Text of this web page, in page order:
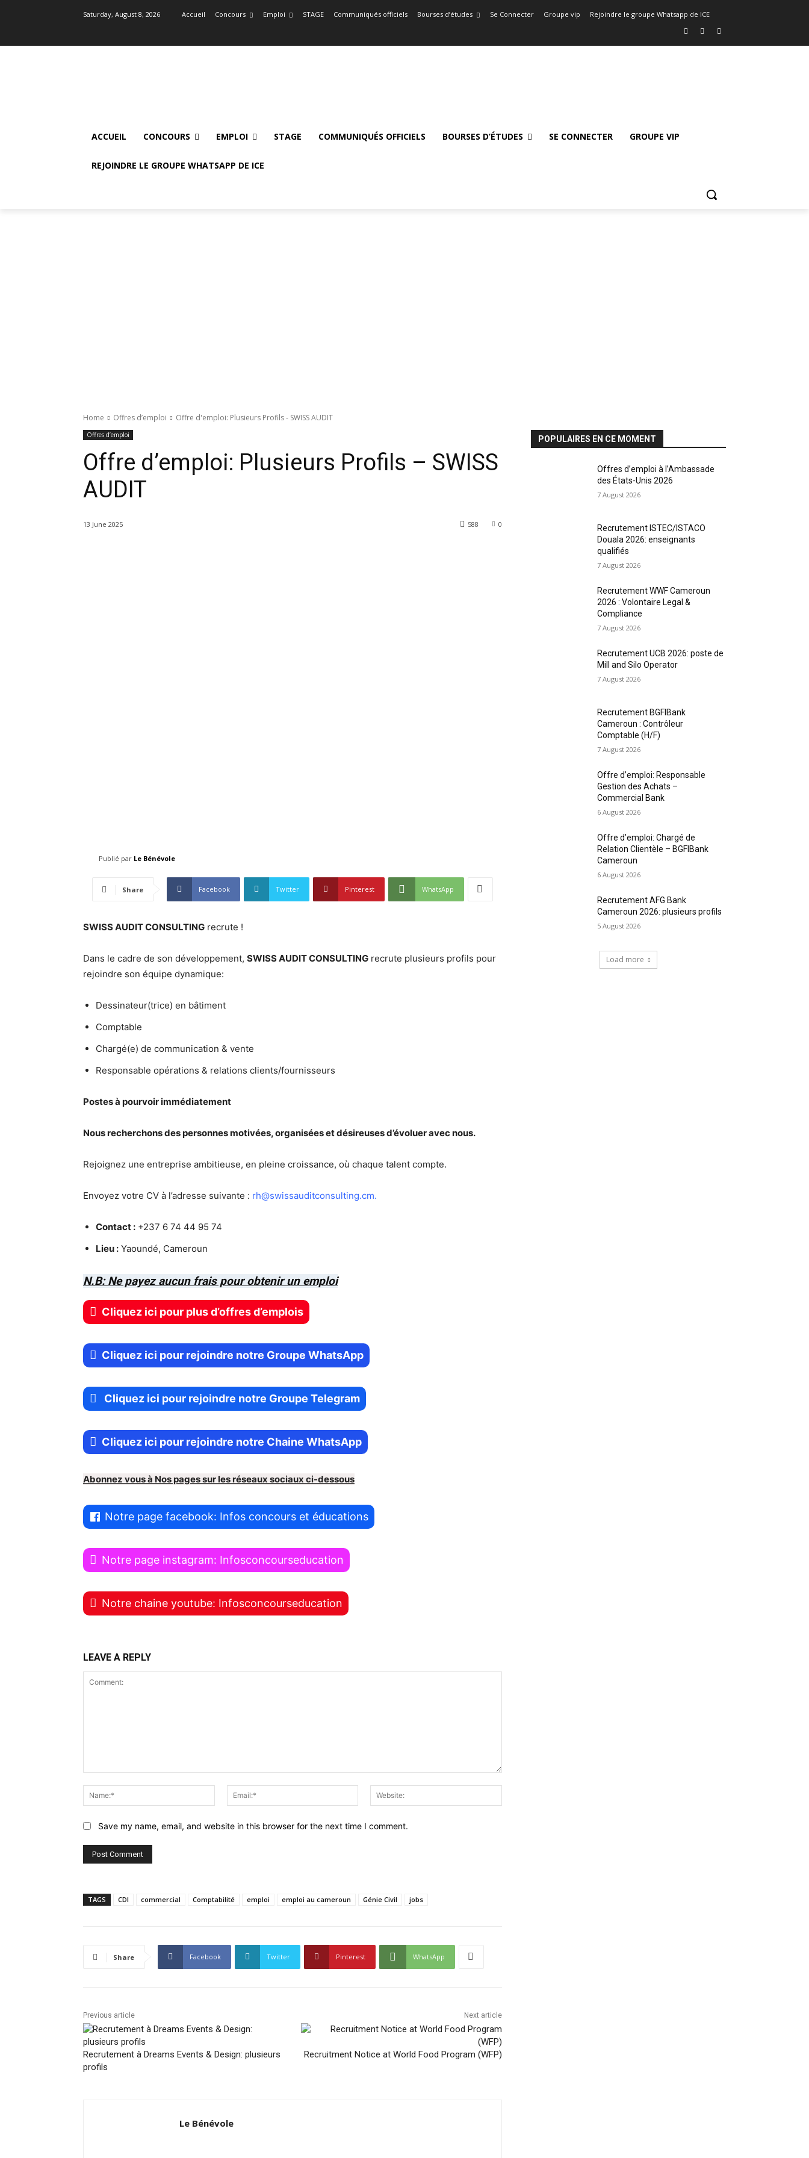
Saturday, August 8, 2026 Accueil Concours Emploi STAGE Communiqués officiels Bourses d’études Se Connecter Groupe vip Rejoindre le groupe Whatsapp de ICE
ACCUEIL CONCOURS EMPLOI STAGE COMMUNIQUÉS OFFICIELS BOURSES D’ÉTUDES SE CONNECTER GROUPE VIP
REJOINDRE LE GROUPE WHATSAPP DE ICE
Home Offres d’emploi Offre d'emploi: Plusieurs Profils - SWISS AUDIT
Offres d’emploi
Offre d’emploi: Plusieurs Profils – SWISS
AUDIT
13 June 2025 0
588
Publié par Le Bénévole
Share Facebook Twitter Pinterest WhatsApp
SWISS AUDIT CONSULTING recrute !
Dans le cadre de son développement, SWISS AUDIT CONSULTING recrute plusieurs profils pour
rejoindre son équipe dynamique:
Dessinateur(trice) en bâtiment
Comptable
Chargé(e) de communication & vente
Responsable opérations & relations clients/fournisseurs
Postes à pourvoir immédiatement
Nous recherchons des personnes motivées, organisées et désireuses d’évoluer avec nous.
Rejoignez une entreprise ambitieuse, en pleine croissance, où chaque talent compte.
Envoyez votre CV à l’adresse suivante : rh@swissauditconsulting.cm.
Contact : +237 6 74 44 95 74
Lieu : Yaoundé, Cameroun
N.B: Ne payez aucun frais pour obtenir un emploi
Cliquez ici pour plus d’offres d’emplois
Cliquez ici pour rejoindre notre Groupe WhatsApp
Cliquez ici pour rejoindre notre Groupe Telegram
Cliquez ici pour rejoindre notre Chaine WhatsApp
Abonnez vous à Nos pages sur les réseaux sociaux ci-dessous
Notre page facebook: Infos concours et éducations
Notre page instagram: Infosconcourseducation
Notre chaine youtube: Infosconcourseducation
LEAVE A REPLY
Name:*
Email:*
Save my name, email, and website in this browser for the next time I comment.
TAGS CDI commercial Comptabilité emploi emploi au cameroun Génie Civil jobs
Share Facebook Twitter Pinterest WhatsApp
Previous article
Recrutement à Dreams Events & Design: plusieurs
profils
Next article
Recruitment Notice at World Food Program (WFP)
Le Bénévole
POPULAIRES EN CE MOMENT
Offres d’emploi à l’Ambassade
des États-Unis 2026
7 August 2026
Recrutement ISTEC/ISTACO
Douala 2026: enseignants
qualifiés
7 August 2026
Recrutement WWF Cameroun
2026 : Volontaire Legal &
Compliance
7 August 2026
Recrutement UCB 2026: poste de
Mill and Silo Operator
7 August 2026
Recrutement BGFIBank
Cameroun : Contrôleur
Comptable (H/F)
7 August 2026
Offre d’emploi: Responsable
Gestion des Achats –
Commercial Bank
6 August 2026
Offre d’emploi: Chargé de
Relation Clientèle – BGFIBank
Cameroun
6 August 2026
Recrutement AFG Bank
Cameroun 2026: plusieurs profils
5 August 2026
Load more